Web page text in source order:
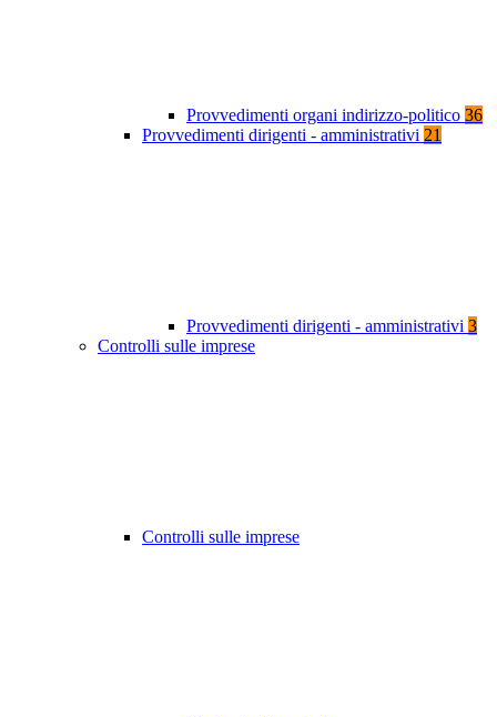
Provvedimenti organi indirizzo-politico 36
Provvedimenti dirigenti - amministrativi 21
Provvedimenti dirigenti - amministrativi 3
Controlli sulle imprese
Controlli sulle imprese